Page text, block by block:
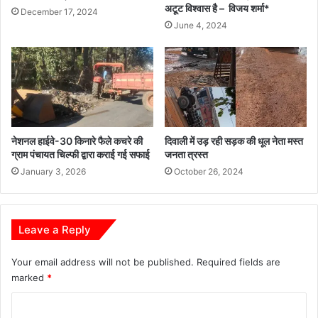
December 17, 2024
अटूट विश्वास है – विजय शर्मा*
June 4, 2024
नेशनल हाईवे-30 किनारे फैले कचरे की
ग्राम पंचायत चिल्फी द्वारा कराई गई सफाई
January 3, 2026
दिवाली में उड़ रही सड़क की धूल नेता मस्त
जनता त्रस्त
October 26, 2024
Leave a Reply
Your email address will not be published. Required fields are
marked *